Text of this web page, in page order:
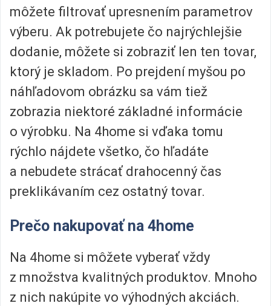
môžete filtrovať upresnením parametrov
výberu. Ak potrebujete čo najrýchlejšie
dodanie, môžete si zobraziť len ten tovar,
ktorý je skladom. Po prejdení myšou po
náhľadovom obrázku sa vám tiež
zobrazia niektoré základné informácie
o výrobku. Na 4home si vďaka tomu
rýchlo nájdete všetko, čo hľadáte
a nebudete strácať drahocenný čas
preklikávaním cez ostatný tovar.
Prečo nakupovať na 4home
Na 4home si môžete vyberať vždy
z množstva kvalitných produktov. Mnoho
z nich nakúpite vo výhodných akciách.